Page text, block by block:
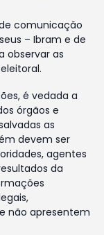
comunicação
– Ibram e de
observar as
é vedada a
órgãos e
as
devem ser
agentes
da
não apresentem